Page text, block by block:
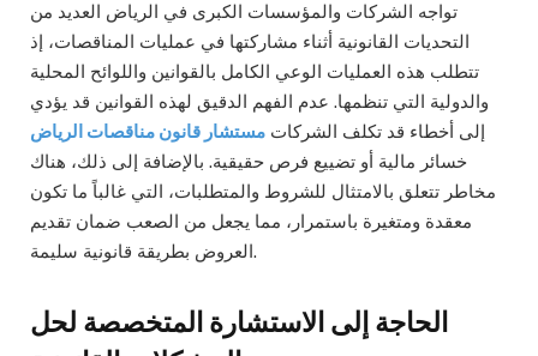
تواجه الشركات والمؤسسات الكبرى في الرياض العديد من
التحديات القانونية أثناء مشاركتها في عمليات المناقصات، إذ
تتطلب هذه العمليات الوعي الكامل بالقوانين واللوائح المحلية
والدولية التي تنظمها. عدم الفهم الدقيق لهذه القوانين قد يؤدي
إلى أخطاء قد تكلف الشركات مستشار قانون مناقصات الرياض
خسائر مالية أو تضييع فرص حقيقية. بالإضافة إلى ذلك، هناك
مخاطر تتعلق بالامتثال للشروط والمتطلبات، التي غالباً ما تكون
معقدة ومتغيرة باستمرار، مما يجعل من الصعب ضمان تقديم
العروض بطريقة قانونية سليمة.
الحاجة إلى الاستشارة المتخصصة لحل